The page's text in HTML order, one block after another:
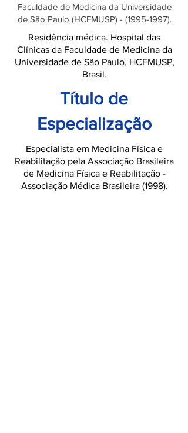
Faculdade de Medicina da Universidade
de São Paulo (HCFMUSP) - (1995-1997).
Residência médica. Hospital das
Clínicas da Faculdade de Medicina da
Universidade de São Paulo, HCFMUSP,
Brasil.
Título de
Especialização
Especialista em Medicina Física e
Reabilitação pela Associação Brasileira
de Medicina Física e Reabilitação -
Associação Médica Brasileira (1998).